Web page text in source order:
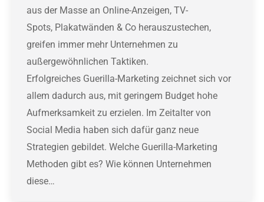
aus der Masse an Online-Anzeigen, TV-
Spots, Plakatwänden & Co herauszustechen,
greifen immer mehr Unternehmen zu
außergewöhnlichen Taktiken.
Erfolgreiches Guerilla-Marketing zeichnet sich vor
allem dadurch aus, mit geringem Budget hohe
Aufmerksamkeit zu erzielen. Im Zeitalter von
Social Media haben sich dafür ganz neue
Strategien gebildet. Welche Guerilla-Marketing
Methoden gibt es? Wie können Unternehmen
diese…